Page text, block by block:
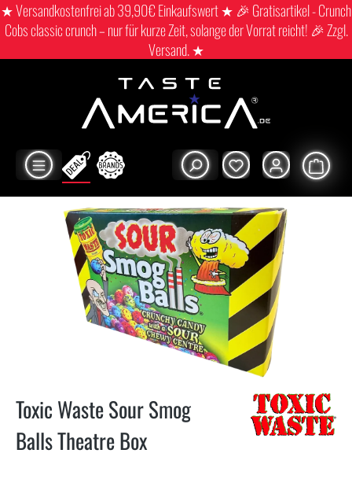
★ Versandkostenfrei ab 39,90€ Einkaufswert ★ 🎉 Gratisartikel - Crunch
Cobs classic crunch – nur für kurze Zeit, solange der Vorrat reicht! 🎉 Zzgl.
Versand. ★
Toxic Waste Sour Smog
Balls Theatre Box